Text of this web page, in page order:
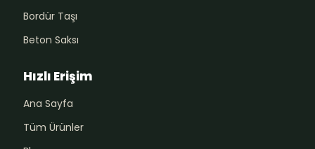
Bordür Taşı
Beton Saksı
Hızlı Erişim
Ana Sayfa
Tüm Ürünler